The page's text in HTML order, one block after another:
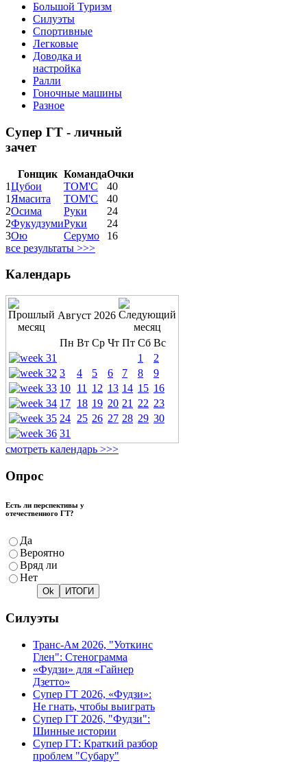
Большой Туризм
Силуэты
Спортивные
Легковые
Доводка и
настройка
Ралли
Гоночные машины
Разное
Супер ГТ - личный
зачет
Гонщик КомандаОчки
1Цубои ТОМ'С
40
1 Ямасита ТОМ'С
40
2Осима Руки
24
2ФукудзумиРуки
24
3Ою Серумо
16
все результаты >>>
Календарь
Август 2026
Пн Вт Ср Чт Пт Сб Вс
1
2
3
4 5 6 7 8
9
10 11 12 13 14 15 16
17 18 19 20 21 22 23
24 25 26 27 28 29 30
31
смотреть календарь >>>
Опрос
Есть ли перспективы у
отечественного ГТ?
Да
Вероятно
Вряд ли
Нет
Силуэты
Транс-Ам 2026, "Уоткинс
Глен": Стенограмма
«Фудзи» для «Гайнер
Дзетто»
Супер ГТ 2026, «Фудзи»:
Не гнать, чтобы выиграть
Супер ГТ 2026, "Фудзи":
Шинные истории
Супер ГТ: Краткий разбор
проблем "Субару"